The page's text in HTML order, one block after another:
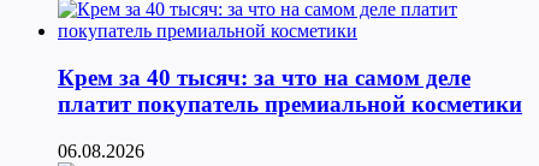
Крем за 40 тысяч: за что на самом деле
платит покупатель премиальной косметики
06.08.2026